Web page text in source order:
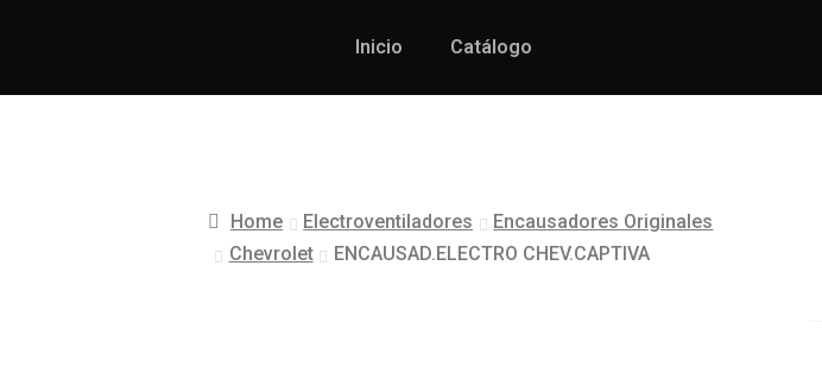
Inicio Catálogo
Home Electroventiladores
Encausadores Originales
Chevrolet
ENCAUSAD.ELECTRO CHEV.CAPTIVA